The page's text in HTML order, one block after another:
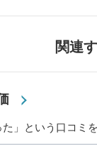
関連
た」という口コミ